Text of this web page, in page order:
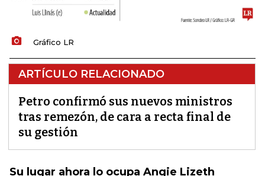
Gráfico LR
ARTÍCULO RELACIONADO
Petro confirmó sus nuevos ministros
tras remezón, de cara a recta final de
su gestión
Su lugar ahora lo ocupa Angie Lizeth